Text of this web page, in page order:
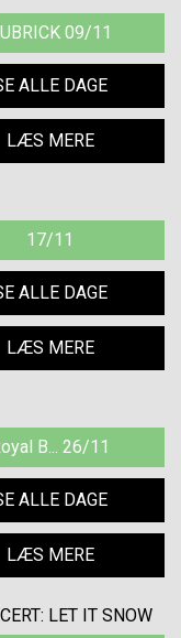
09/11
ALLE DAGE
LÆS MERE
17/11
ALLE DAGE
LÆS MERE
B... 26/11
ALLE DAGE
LÆS MERE
LET IT SNOW